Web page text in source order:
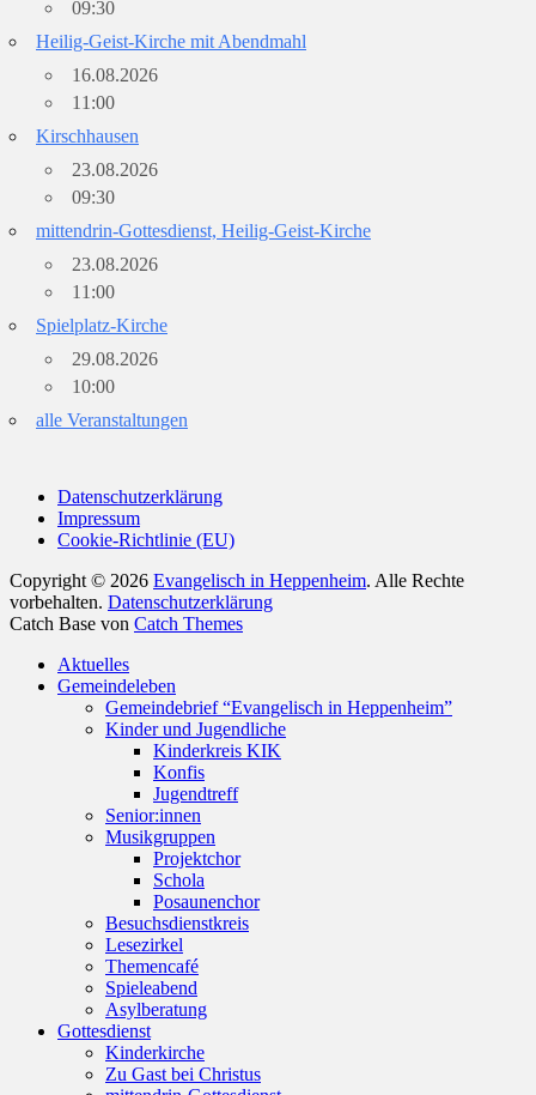
09:30
Heilig-Geist-Kirche mit Abendmahl
16.08.2026
11:00
Kirschhausen
23.08.2026
09:30
mittendrin-Gottesdienst, Heilig-Geist-Kirche
23.08.2026
11:00
Spielplatz-Kirche
29.08.2026
10:00
alle Veranstaltungen
Datenschutzerklärung
Impressum
Cookie-Richtlinie (EU)
Copyright © 2026 Evangelisch in Heppenheim. Alle Rechte
vorbehalten. Datenschutzerklärung
Catch Base von Catch Themes
oben
scrollen
Aktuelles
Gemeindeleben
Gemeindebrief “Evangelisch in Heppenheim”
Kinder und Jugendliche
Kinderkreis KIK
Konfis
Jugendtreff
Senior:innen
Musikgruppen
Projektchor
Schola
Posaunenchor
Besuchsdienstkreis
Lesezirkel
Themencafé
Spieleabend
Asylberatung
Gottesdienst
Kinderkirche
Zu Gast bei Christus